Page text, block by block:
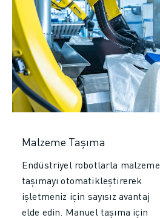
Malzeme Taşıma
Endüstriyel robotlarla malzeme
taşımayı otomatikleştirerek
işletmeniz için sayısız avantaj
elde edin. Manuel taşıma için